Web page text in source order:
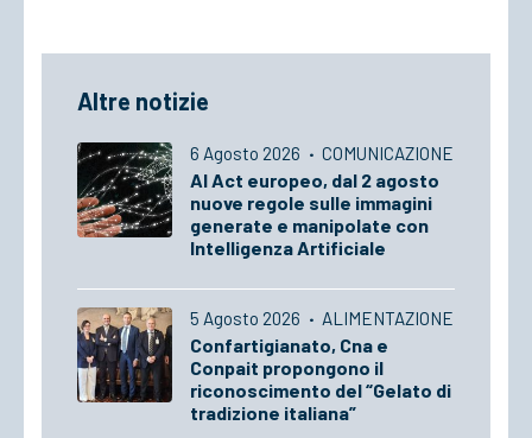
Altre notizie
6 Agosto 2026 · COMUNICAZIONE
AI Act europeo, dal 2 agosto
nuove regole sulle immagini
generate e manipolate con
Intelligenza Artificiale
5 Agosto 2026 · ALIMENTAZIONE
Confartigianato, Cna e
Conpait propongono il
riconoscimento del “Gelato di
tradizione italiana”